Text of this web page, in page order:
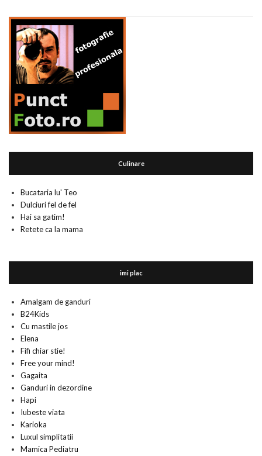
Culinare
Bucataria lu' Teo
Dulciuri fel de fel
Hai sa gatim!
Retete ca la mama
imi plac
Amalgam de ganduri
B24Kids
Cu mastile jos
Elena
Fifi chiar stie!
Free your mind!
Gagaita
Ganduri in dezordine
Hapi
Iubeste viata
Karioka
Luxul simplitatii
Mamica Pediatru